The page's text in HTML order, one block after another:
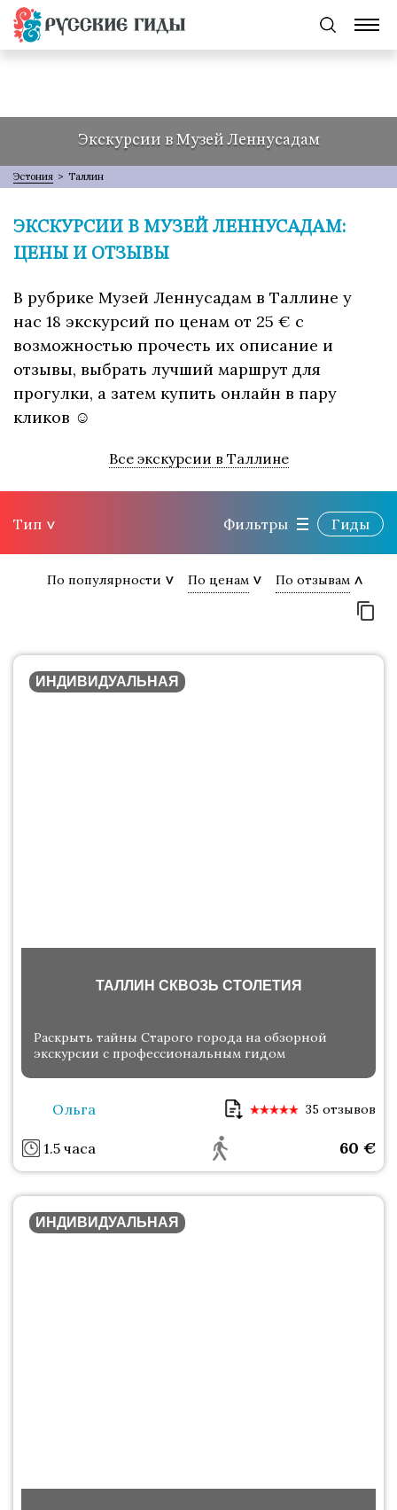
Экскурсии в Музей Леннусадам
Эстония > Таллин
ЭКСКУРСИИ В МУЗЕЙ ЛЕННУСАДАМ:
ЦЕНЫ И ОТЗЫВЫ
В рубрике Музей Леннусадам в Таллине у
нас 18 экскурсий по ценам от 25 € с
возможностью прочесть их описание и
отзывы, выбрать лучший маршрут для
прогулки, а затем купить онлайн в пару
кликов ☺
Все экскурсии в Таллине
Тип Фильтры Гиды
По популярности По ценам По отзывам
ИНДИВИДУАЛЬНАЯ
ТАЛЛИН СКВОЗЬ СТОЛЕТИЯ
Раскрыть тайны Старого города на обзорной
экскурсии с профессиональным гидом
Ольга 35 отзывов
1.5 часа 60 €
ИНДИВИДУАЛЬНАЯ